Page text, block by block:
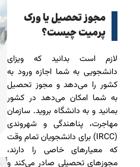
مجوز تحصیل یا ورک
پرمیت چیست؟
لازم است بدانید که ویزای
دانشجویی به شما اجازه ورود به
کشور را می‌دهد و مجوز تحصیل
به شما امکان می‌دهد در کشور
بمانید و به دانشگاه بروید. سازمان
مهاجرت، پناهندگی و شهروندی
(IRCC) برای دانشجویان تمام وقت
که معیارهای خاصی را دارند،
مجوزهای تحصیلی صادر می‌کند و